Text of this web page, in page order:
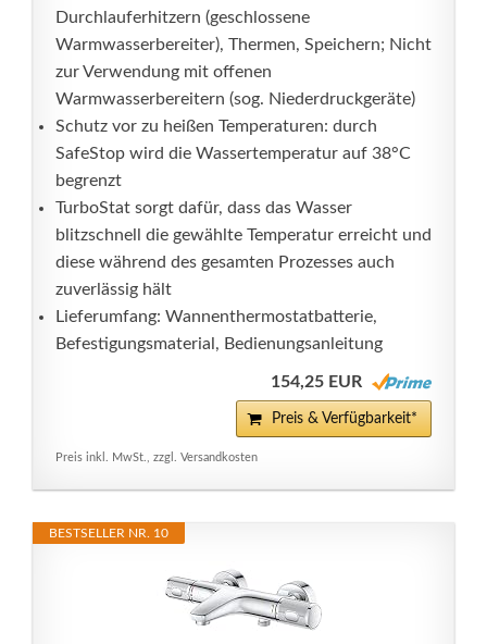
Durchlauferhitzern (geschlossene
Warmwasserbereiter), Thermen, Speichern; Nicht
zur Verwendung mit offenen
Warmwasserbereitern (sog. Niederdruckgeräte)
Schutz vor zu heißen Temperaturen: durch
SafeStop wird die Wassertemperatur auf 38°C
begrenzt
TurboStat sorgt dafür, dass das Wasser
blitzschnell die gewählte Temperatur erreicht und
diese während des gesamten Prozesses auch
zuverlässig hält
Lieferumfang: Wannenthermostatbatterie,
Befestigungsmaterial, Bedienungsanleitung
154,25 EUR
Preis & Verfügbarkeit*
Preis inkl. MwSt., zzgl. Versandkosten
BESTSELLER NR. 10